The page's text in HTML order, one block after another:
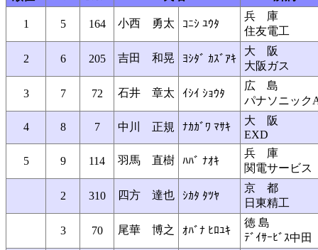
1 5 164 小西 勇太 ｺﾆｼ ﾕｳﾀ
兵 庫
住友電工
2 6 205 吉田 和晃 ﾖｼﾀﾞ ｶｽﾞｱｷ
大 阪
大阪ガス
3 7 72 石井 章太 ｲｼｲ ｼｮｳﾀ
広 島
パナソニック
4 8 7 中川 正規 ﾅｶｶﾞﾜ ﾏｻｷ
大 阪
EXD
5 9 114 羽馬 直樹 ﾊﾊﾞ ﾅｵｷ
兵 庫
関電サービス
2 310 四方 達也 ｼｶﾀ ﾀﾂﾔ
京 都
日東精工
3 70 尾華 博之 ｵﾊﾞﾅ ﾋﾛﾕｷ
徳 島
ﾃﾞｲｻｰﾋﾞｽ中田